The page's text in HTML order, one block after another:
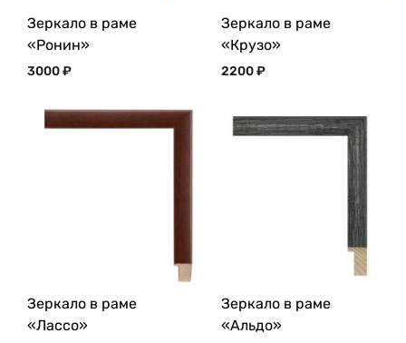
Зеркало в раме
«Ронин»
3000₽
Зеркало в раме
«Крузо»
2200₽
Зеркало в раме
«Лассо»
Зеркало в раме
«Альдо»